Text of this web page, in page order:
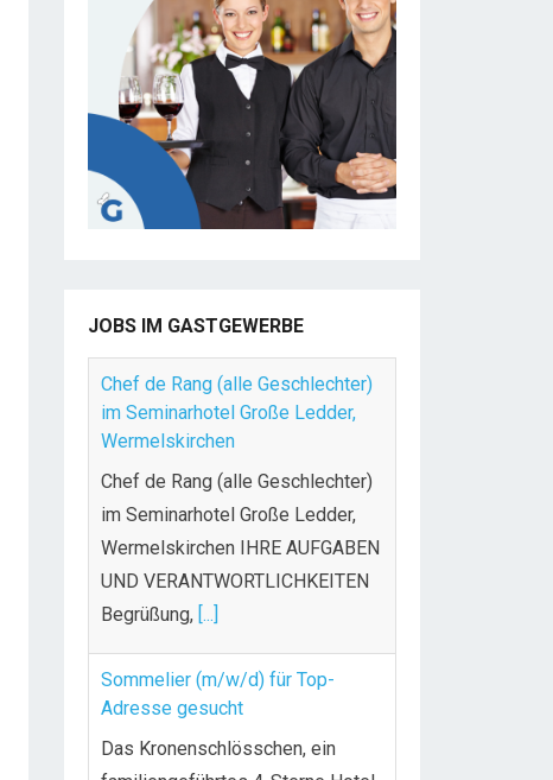
JOBS IM GASTGEWERBE
Chef de Rang (alle Geschlechter)
im Seminarhotel Große Ledder,
Wermelskirchen
Chef de Rang (alle Geschlechter)
im Seminarhotel Große Ledder,
Wermelskirchen IHRE AUFGABEN
UND VERANTWORTLICHKEITEN
Begrüßung, [...]
Sommelier (m/w/d) für Top-
Adresse gesucht
Das Kronenschlösschen, ein